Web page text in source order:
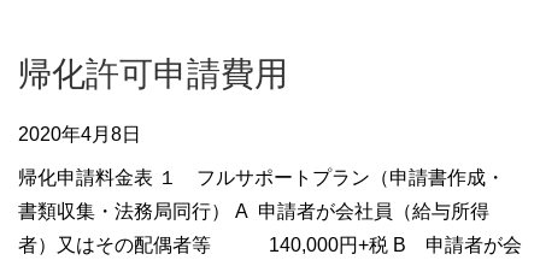
帰化許可申請費用
2020年4月8日
帰化申請料金表 １ フルサポートプラン（申請書作成・
書類収集・法務局同行） A 申請者が会社員（給与所得
者）又はその配偶者等 140,000円+税 B 申請者が会